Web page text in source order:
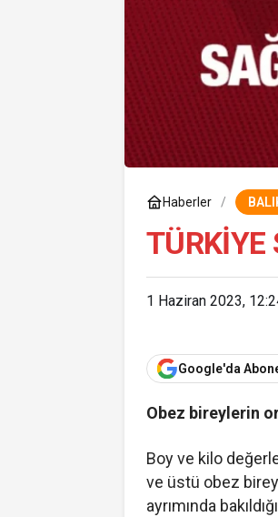
Haberler
1 Haziran 2023,
Google'da
Obez bireylerin
Boy ve kilo
ve üstü obez
ayrımında